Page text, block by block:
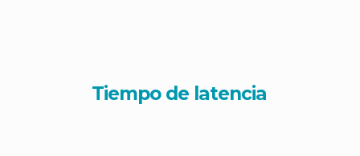
Tiempo de latencia